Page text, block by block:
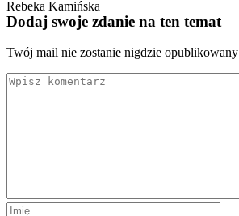
Rebeka Kamińska
Dodaj swoje zdanie na ten temat
Twój mail nie zostanie nigdzie opublikowany